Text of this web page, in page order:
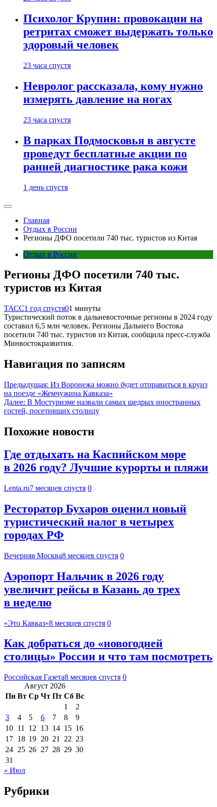
Психолог Крупин: провокации на
ретритах сможет выдержать только
здоровый человек
23 часа спустя
Невролог рассказала, кому нужно
измерять давление на ногах
23 часа спустя
В парках Подмосковья в августе
проведут бесплатные акции по
ранней диагностике рака кожи
1 день спустя
Главная
Отдых в России
Регионы ДФО посетили 740 тыс. туристов из Китая
Отдых в России
Регионы ДФО посетили 740 тыс.
туристов из Китая
ТАСС1 год спустя01 минуты
Туристический поток в дальневосточные регионы в 2024 году
составил 6,5 млн человек. Регионы Дальнего Востока
посетили 740 тыс. туристов из Китая, сообщила пресс-служба
Минвостокразвития.
Навигация по записям
Предыдущая: Из Воронежа можно будет отправиться в круиз
на поезде «Жемчужина Кавказа»
Далее: В Мостуризме назвали самых щедрых иностранных
гостей, посетивших столицу
Похожие новости
Где отдыхать на Каспийском море
в 2026 году? Лучшие курорты и пляжи
Lenta.ru7 месяцев спустя 0
Ресторатор Бухаров оценил новый
туристический налог в четырех
городах РФ
Вечерняя Москва8 месяцев спустя 0
Аэропорт Нальчик в 2026 году
увеличит рейсы в Казань до трех
в неделю
«Это Кавказ»8 месяцев спустя 0
Как добраться до «новогодней
столицы» России и что там посмотреть
Российская Газета8 месяцев спустя 0
Август 2026
Пн Вт Ср Чт Пт Сб Вс
1
2
3
4 5 6 7 8
9
10 11 12 13 14 15 16
17 18 19 20 21 22 23
24 25 26 27 28 29 30
31
« Июл
Рубрики